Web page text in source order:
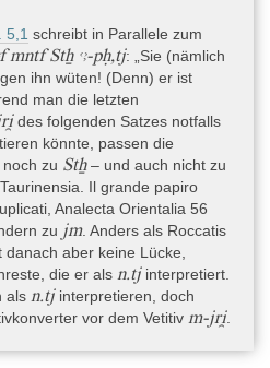
5,1 schreibt in Parallele zum
mntf Stẖ ꜥꜣ-pḥ,tj: „Sie (nämlich
ihn wüten! (Denn) er ist
man die letzten
des folgenden Satzes notfalls
könnte, passen die
noch zu Stẖ– und auch nicht zu
Il grande papiro
Analecta Orientalia 56
zu jm. Anders als Roccatis
aber keine Lücke,
die er als n.tjinterpretiert.
als n.tjinterpretieren, doch
vor dem Vetitiv m-jri̯.